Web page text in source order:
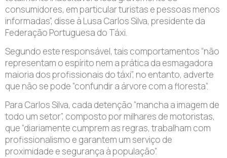
consumidores, em particular turistas e pessoas menos
informadas”, disse à Lusa Carlos Silva, presidente da
Federação Portuguesa do Táxi.
Segundo este responsável, tais comportamentos “não
representam o espírito nem a prática da esmagadora
maioria dos profissionais do táxi”, no entanto, adverte
que não se pode “confundir a árvore com a floresta”.
Para Carlos Silva, cada detenção “mancha a imagem de
todo um setor”, composto por milhares de motoristas,
que “diariamente cumprem as regras, trabalham com
profissionalismo e garantem um serviço de
proximidade e segurança à população”.